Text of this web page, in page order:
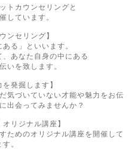
トカウンセリングと
しています。
ンセリング】
ある」といいます。
あなた自身の中にある
いを致します。
を発掘します】
気づいていない才能や魅力をお伝
出会ってみませんか？
オリジナル講座】
ためのオリジナル講座を開催して
。